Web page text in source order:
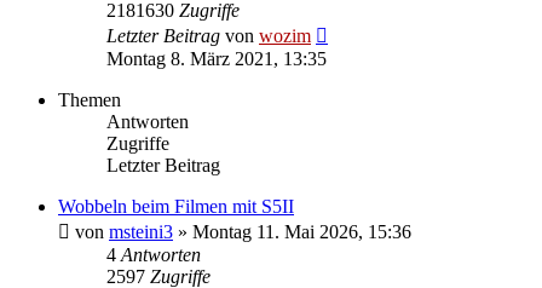
2181630 Zugriffe
Letzter Beitrag von wozim
Montag 8. März 2021, 13:35
Themen
Antworten
Zugriffe
Letzter Beitrag
Wobbeln beim Filmen mit S5II
von msteini3 » Montag 11. Mai 2026, 15:36
4 Antworten
2597 Zugriffe